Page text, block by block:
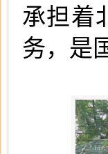
承担着
务，是